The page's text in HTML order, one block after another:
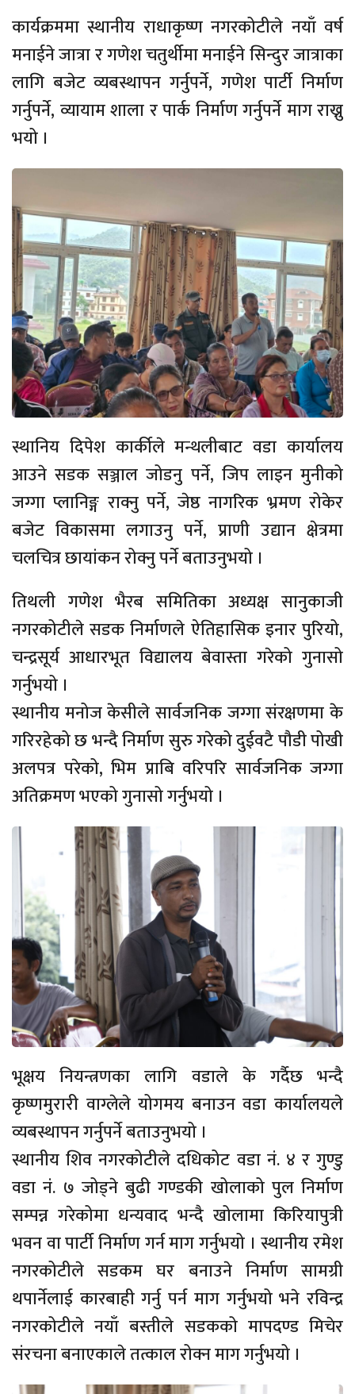
कार्यक्रममा स्थानीय राधाकृष्ण नगरकोटीले नयाँ वर्ष
मनाईने जात्रा र गणेश चतुर्थीमा मनाईने सिन्दुर जात्राका
लागि बजेट व्यबस्थापन गर्नुपर्ने, गणेश पार्टी निर्माण
गर्नुपर्ने, व्यायाम शाला र पार्क निर्माण गर्नुपर्ने माग राख्नु
भयो ।
स्थानिय दिपेश कार्कीले मन्थलीबाट वडा कार्यालय
आउने सडक सञ्जाल जोडनु पर्ने, जिप लाइन मुनीको
जग्गा प्लानिङ्ग राक्नु पर्ने, जेष्ठ नागरिक भ्रमण रोकेर
बजेट विकासमा लगाउनु पर्ने, प्राणी उद्यान क्षेत्रमा
चलचित्र छायांकन रोक्नु पर्ने बताउनुभयो ।
तिथली गणेश भैरब समितिका अध्यक्ष सानुकाजी
नगरकोटीले सडक निर्माणले ऐतिहासिक इनार पुरियो,
चन्द्रसूर्य आधारभूत विद्यालय बेवास्ता गरेको गुनासो
गर्नुभयो ।
स्थानीय मनोज केसीले सार्वजनिक जग्गा संरक्षणमा के
गरिरहेको छ भन्दै निर्माण सुरु गरेको दुईवटै पौडी पोखी
अलपत्र परेको, भिम प्राबि वरिपरि सार्वजनिक जग्गा
अतिक्रमण भएको गुनासो गर्नुभयो ।
भूक्षय नियन्त्रणका लागि वडाले के गर्दैछ भन्दै
कृष्णमुरारी वाग्लेले योगमय बनाउन वडा कार्यालयले
व्यबस्थापन गर्नुपर्ने बताउनुभयो ।
स्थानीय शिव नगरकोटीले दधिकोट वडा नं. ४ र गुण्डु
वडा नं. ७ जोड्ने बुढी गण्डकी खोलाको पुल निर्माण
सम्पन्न गरेकोमा धन्यवाद भन्दै खोलामा किरियापुत्री
भवन वा पार्टी निर्माण गर्न माग गर्नुभयो । स्थानीय रमेश
नगरकोटीले सडकम घर बनाउने निर्माण सामग्री
थपार्नेलाई कारबाही गर्नु पर्न माग गर्नुभयो भने रविन्द्र
नगरकोटीले नयाँ बस्तीले सडकको मापदण्ड मिचेर
संरचना बनाएकाले तत्काल रोक्न माग गर्नुभयो ।